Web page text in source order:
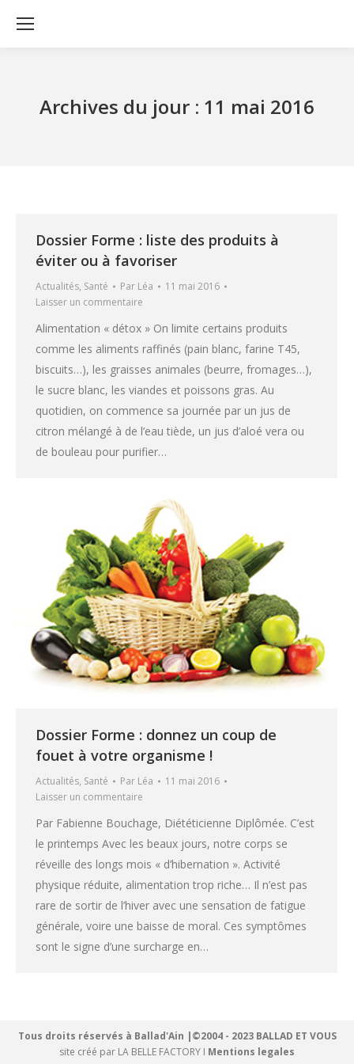
Archives du jour : 11 mai 2016
Dossier Forme : liste des produits à
éviter ou à favoriser
Actualités, Santé Par Léa
11 mai 2016
Laisser un commentaire
Alimentation « détox » On limite certains produits
comme les aliments raffinés (pain blanc, farine T45,
biscuits…), les graisses animales (beurre, fromages…),
le sucre blanc, les viandes et poissons gras. Au
quotidien, on commence sa journée par un jus de
citron mélangé à de l’eau tiède, un jus d’aloé vera ou
de bouleau pour purifier…
Dossier Forme : donnez un coup de
fouet à votre organisme !
Actualités, Santé Par Léa
11 mai 2016
Laisser un commentaire
Par Fabienne Bouchage, Diététicienne Diplômée. C’est
le printemps Avec les beaux jours, notre corps se
réveille des longs mois « d’hibernation ». Activité
physique réduite, alimentation trop riche… Il n’est pas
rare de sortir de l’hiver avec une sensation de fatigue
générale, voire une baisse de moral. Ces symptômes
sont le signe d’une surcharge en…
Tous droits réservés à Ballad'Ain |©2004 - 2023 BALLAD ET VOUS
site créé par LA BELLE FACTORY I Mentions legales